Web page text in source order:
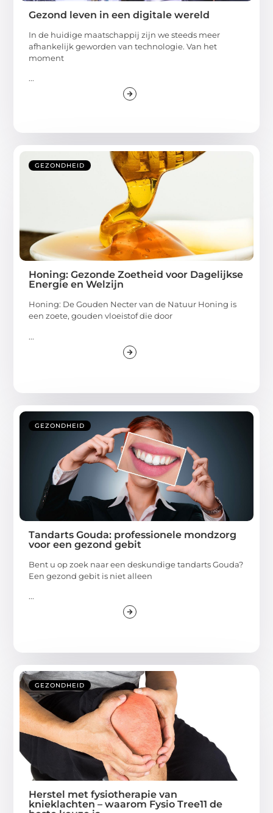
Gezond leven in een digitale wereld
In de huidige maatschappij zijn we steeds meer
afhankelijk geworden van technologie. Van het
moment
...
GEZONDHEID
Honing: Gezonde Zoetheid voor Dagelijkse
Energie en Welzijn
Honing: De Gouden Necter van de Natuur Honing is
een zoete, gouden vloeistof die door
...
GEZONDHEID
Tandarts Gouda: professionele mondzorg
voor een gezond gebit
Bent u op zoek naar een deskundige tandarts Gouda?
Een gezond gebit is niet alleen
...
GEZONDHEID
Herstel met fysiotherapie van
knieklachten – waarom Fysio Tree11 de